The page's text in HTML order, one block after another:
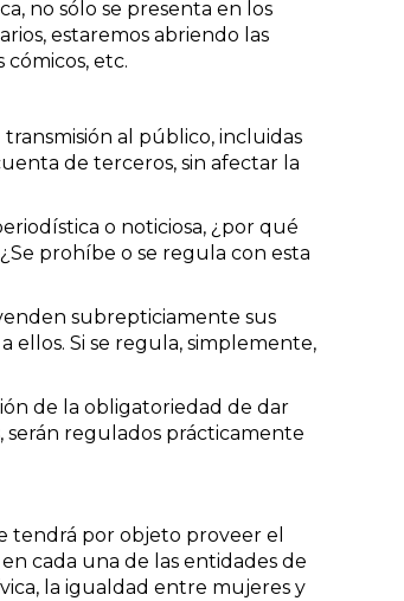
no sólo se presenta en los
estaremos abriendo las
etc.
al público, incluidas
de terceros, sin afectar la
o noticiosa, ¿por qué
prohíbe o se regula con esta
subrepticiamente sus
ellos. Si se regula, simplemente,
de la obligatoriedad de dar
serán regulados prácticamente
tendrá por objeto proveer el
cada una de las entidades de
la igualdad entre mujeres y